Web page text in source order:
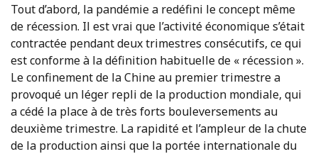
Tout d’abord, la pandémie a redéfini le concept même
de récession. Il est vrai que l’activité économique s’était
contractée pendant deux trimestres consécutifs, ce qui
est conforme à la définition habituelle de « récession ».
Le confinement de la Chine au premier trimestre a
provoqué un léger repli de la production mondiale, qui
a cédé la place à de très forts bouleversements au
deuxième trimestre. La rapidité et l’ampleur de la chute
de la production ainsi que la portée internationale du